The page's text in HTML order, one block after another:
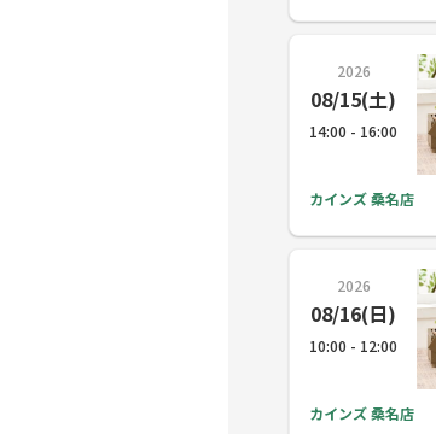
2026
08/15(土)
14:00 - 16:00
カインズ 桑名店
2026
08/16(日)
10:00 - 12:00
カインズ 桑名店